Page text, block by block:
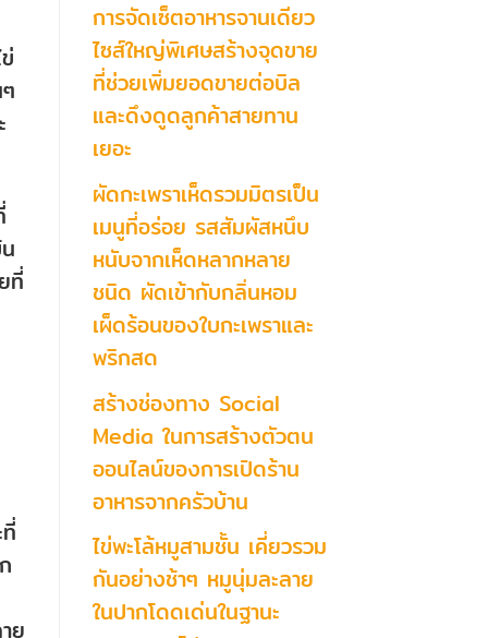
ที่
ย
การจัดเซ็ตอาหารจานเดียว
ไซส์ใหญ่พิเศษสร้างจุดขาย
ที่ช่วยเพิ่มยอดขายต่อบิล
และดึงดูดลูกค้าสายทาน
เยอะ
ผัดกะเพราเห็ดรวมมิตรเป็น
เมนูที่อร่อย รสสัมผัสหนึบ
หนับจากเห็ดหลากหลาย
ชนิด ผัดเข้ากับกลิ่นหอม
เผ็ดร้อนของใบกะเพราและ
พริกสด
สร้างช่องทาง Social
Media ในการสร้างตัวตน
ออนไลน์ของการเปิดร้าน
อาหารจากครัวบ้าน
ไข่พะโล้หมูสามชั้น เคี่ยวรวม
กันอย่างช้าๆ หมูนุ่มละลาย
ในปากโดดเด่นในฐานะ